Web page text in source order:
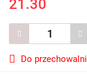
21.30
Do przechowalni